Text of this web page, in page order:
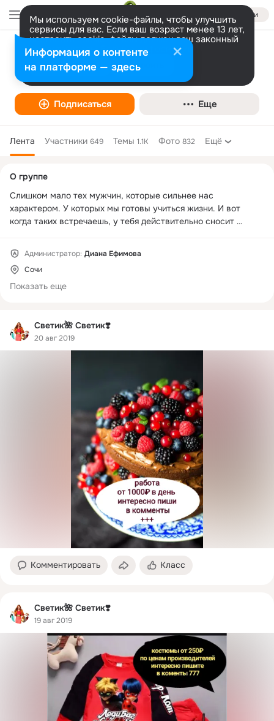
Войти
Мы используем cookie-файлы, чтобы улучшить
сервисы для вас. Если ваш возраст менее 13 лет,
настроить cookie-файлы должен ваш законный
представитель. Больше информации
Разрешить все Настроить
๑۩۩๑๑СТРОГО-ПО ЖЕНСКИ๑۩۩๑๑
Подписаться Еще
Лента Участники 649 Темы 1.1K Фото 832 Ещё
Светик🌺 Светик❣️
20 авг 2019
Комментировать Класс
Светик🌺 Светик❣️
19 авг 2019
колонка
О группе
Слишком мало тех мужчин, которые сильнее нас
характером. У которых мы готовы учиться жизни. И вот
когда таких встречаешь, у тебя действительно сносит
Администратор: Диана Ефимова
Сочи
Показать еще
Информация о контенте
на платформе — здесь